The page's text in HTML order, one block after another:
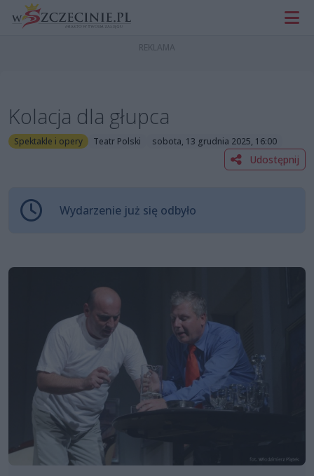
Kolacja dla głupca
Spektakle i opery Teatr Polski sobota, 13 grudnia 2025, 16:00
Udostępnij
Wydarzenie już się odbyło